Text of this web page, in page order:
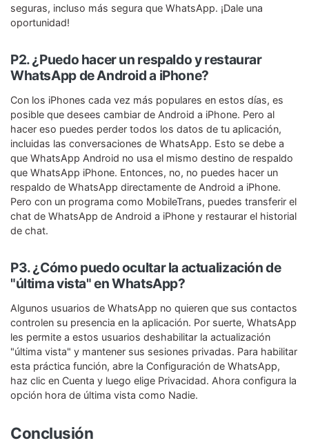
seguras, incluso más segura que WhatsApp. ¡Dale una
oportunidad!
P2. ¿Puedo hacer un respaldo y restaurar
WhatsApp de Android a iPhone?
Con los iPhones cada vez más populares en estos días, es
posible que desees cambiar de Android a iPhone. Pero al
hacer eso puedes perder todos los datos de tu aplicación,
incluidas las conversaciones de WhatsApp. Esto se debe a
que WhatsApp Android no usa el mismo destino de respaldo
que WhatsApp iPhone. Entonces, no, no puedes hacer un
respaldo de WhatsApp directamente de Android a iPhone.
Pero con un programa como MobileTrans, puedes transferir el
chat de WhatsApp de Android a iPhone y restaurar el historial
de chat.
P3. ¿Cómo puedo ocultar la actualización de
"última vista" en WhatsApp?
Algunos usuarios de WhatsApp no ​​quieren que sus contactos
controlen su presencia en la aplicación. Por suerte, WhatsApp
les permite a estos usuarios deshabilitar la actualización
"última vista" y mantener sus sesiones privadas. Para habilitar
esta práctica función, abre la Configuración de WhatsApp,
haz clic en Cuenta y luego elige Privacidad. Ahora configura la
opción hora de última vista como Nadie.
Conclusión